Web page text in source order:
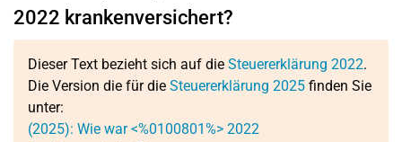
2022 krankenversichert?
Dieser Text bezieht sich auf die Steuererklärung 2022.
Die Version die für die Steuererklärung 2025 finden Sie
unter:
(2025): Wie war <%0100801%> 2022